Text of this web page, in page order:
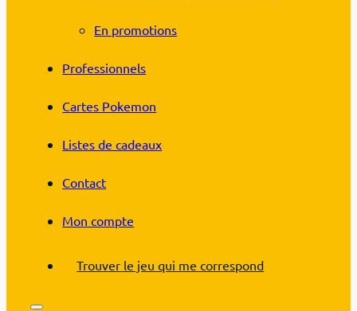
En promotions
Professionnels
Cartes Pokemon
Listes de cadeaux
Contact
Mon compte
Trouver le jeu qui me correspond